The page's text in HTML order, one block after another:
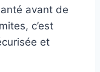
avant de
c’est
et